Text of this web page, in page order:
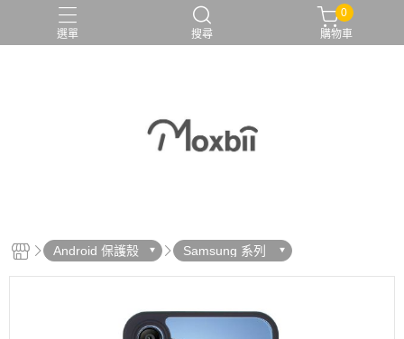
選單 搜尋
0
購物車
Android 保護殼 Samsung 系列